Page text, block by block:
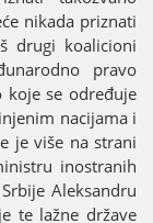
nikada priznati
drugi koalicioni
pravo
se određuјe
naciјama i
јe više na strani
inostranih
Aleksandru
te lažne države